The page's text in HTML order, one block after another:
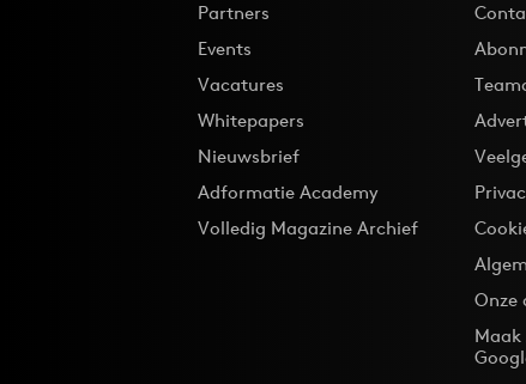
Partners
Events
Vacatures
Whitepapers
Nieuwsbrief
Adformatie Academy
Volledig Magazine Archief
Onze